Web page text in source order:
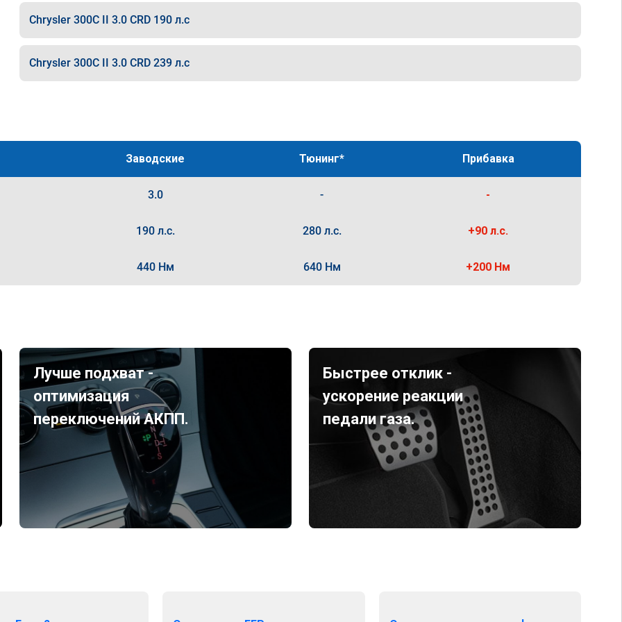
Chrysler 300C II 3.0 CRD 190 л.с
Chrysler 300C II 3.0 CRD 239 л.с
Заводские Тюнинг* Прибавка
3.0 - -
190 л.с. 280 л.с. +90 л.с.
440 Нм 640 Нм +200 Нм
Лучше подхват -
оптимизация
переключений АКПП.
Быстрее отклик -
ускорение реакции
педали газа.